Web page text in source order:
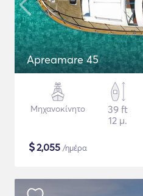
Apreamare 45
Μηχανοκίνητο
39 ft
12 μ.
$2,055 /ημέρα